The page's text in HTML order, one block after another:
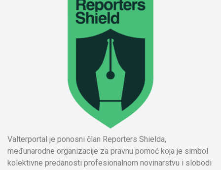
Valterportal je ponosni član Reporters Shielda,
međunarodne organizacije za pravnu pomoć koja je simbol
kolektivne predanosti profesionalnom novinarstvu i slobodi